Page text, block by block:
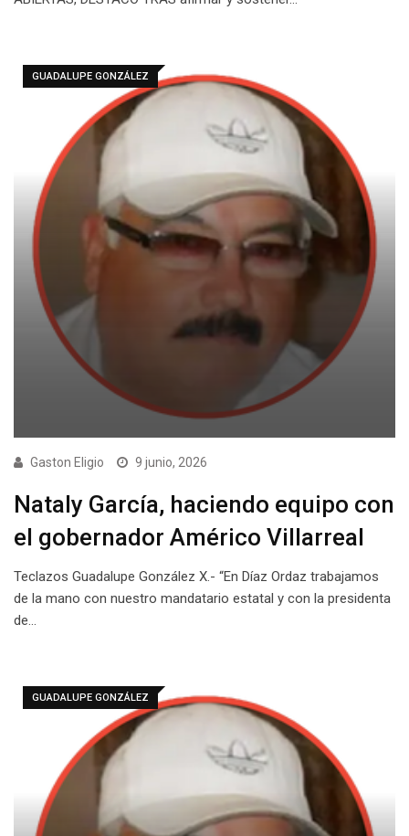
GUADALUPE GONZÁLEZ
Gaston Eligio 9 junio, 2026
Nataly García, haciendo equipo con
el gobernador Américo Villarreal
Teclazos Guadalupe González X.- “En Díaz Ordaz trabajamos
de la mano con nuestro mandatario estatal y con la presidenta
de…
GUADALUPE GONZÁLEZ